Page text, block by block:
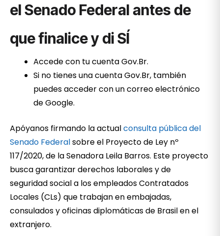
el Senado Federal antes de
que finalice y di SÍ
Accede con tu cuenta Gov.Br.
Si no tienes una cuenta Gov.Br, también
puedes acceder con un correo electrónico
de Google.
Apóyanos firmando la actualconsulta pública del
Senado Federalsobre el Proyecto de Ley nº
117/2020, de la Senadora Leila Barros. Este proyecto
busca garantizar derechos laborales y de
seguridad social a los empleados Contratados
Locales (CLs) que trabajan en embajadas,
consulados y oficinas diplomáticas de Brasil en el
extranjero.